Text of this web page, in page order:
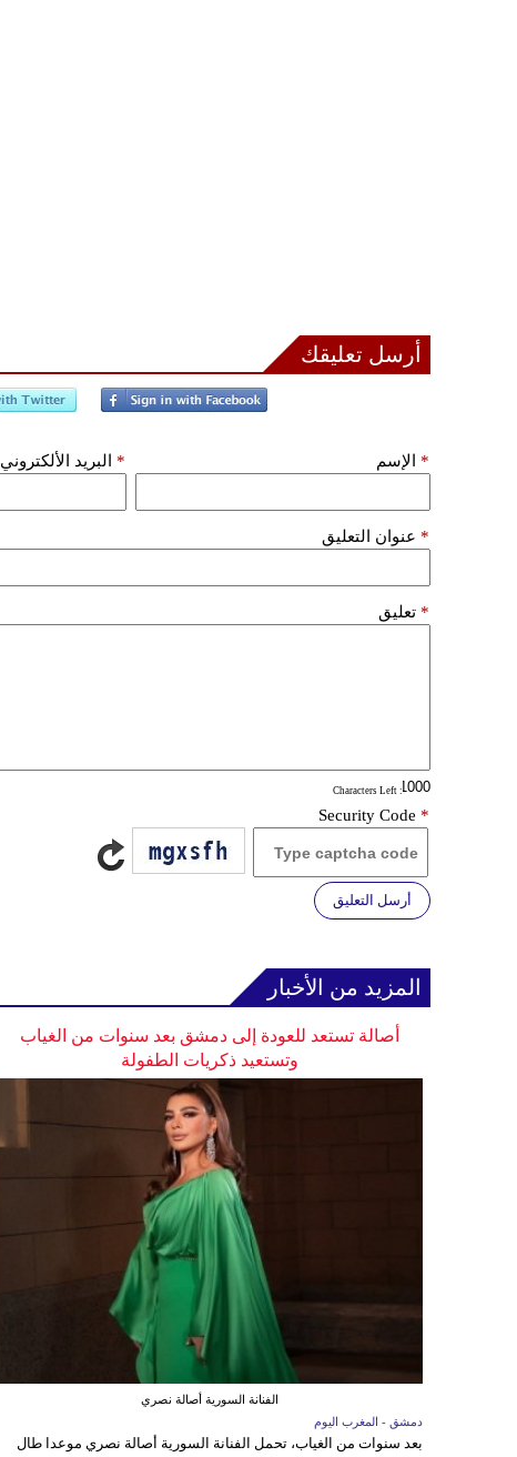
أرسل تعليقك
الإسم * البريد الألكتروني *
عنوان التعليق *
تعليق *
: Characters Left
Security Code *
أرسل التعليق
المزيد من الأخبار
أصالة تستعد للعودة إلى دمشق بعد سنوات من الغياب
وتستعيد ذكريات الطفولة
الفنانة السورية أصالة نصري
دمشق - المغرب اليوم
بعد سنوات من الغياب، تحمل الفنانة السورية أصالة نصري موعدا طال